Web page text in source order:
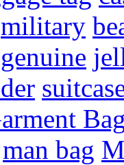
military
genuine
man bag